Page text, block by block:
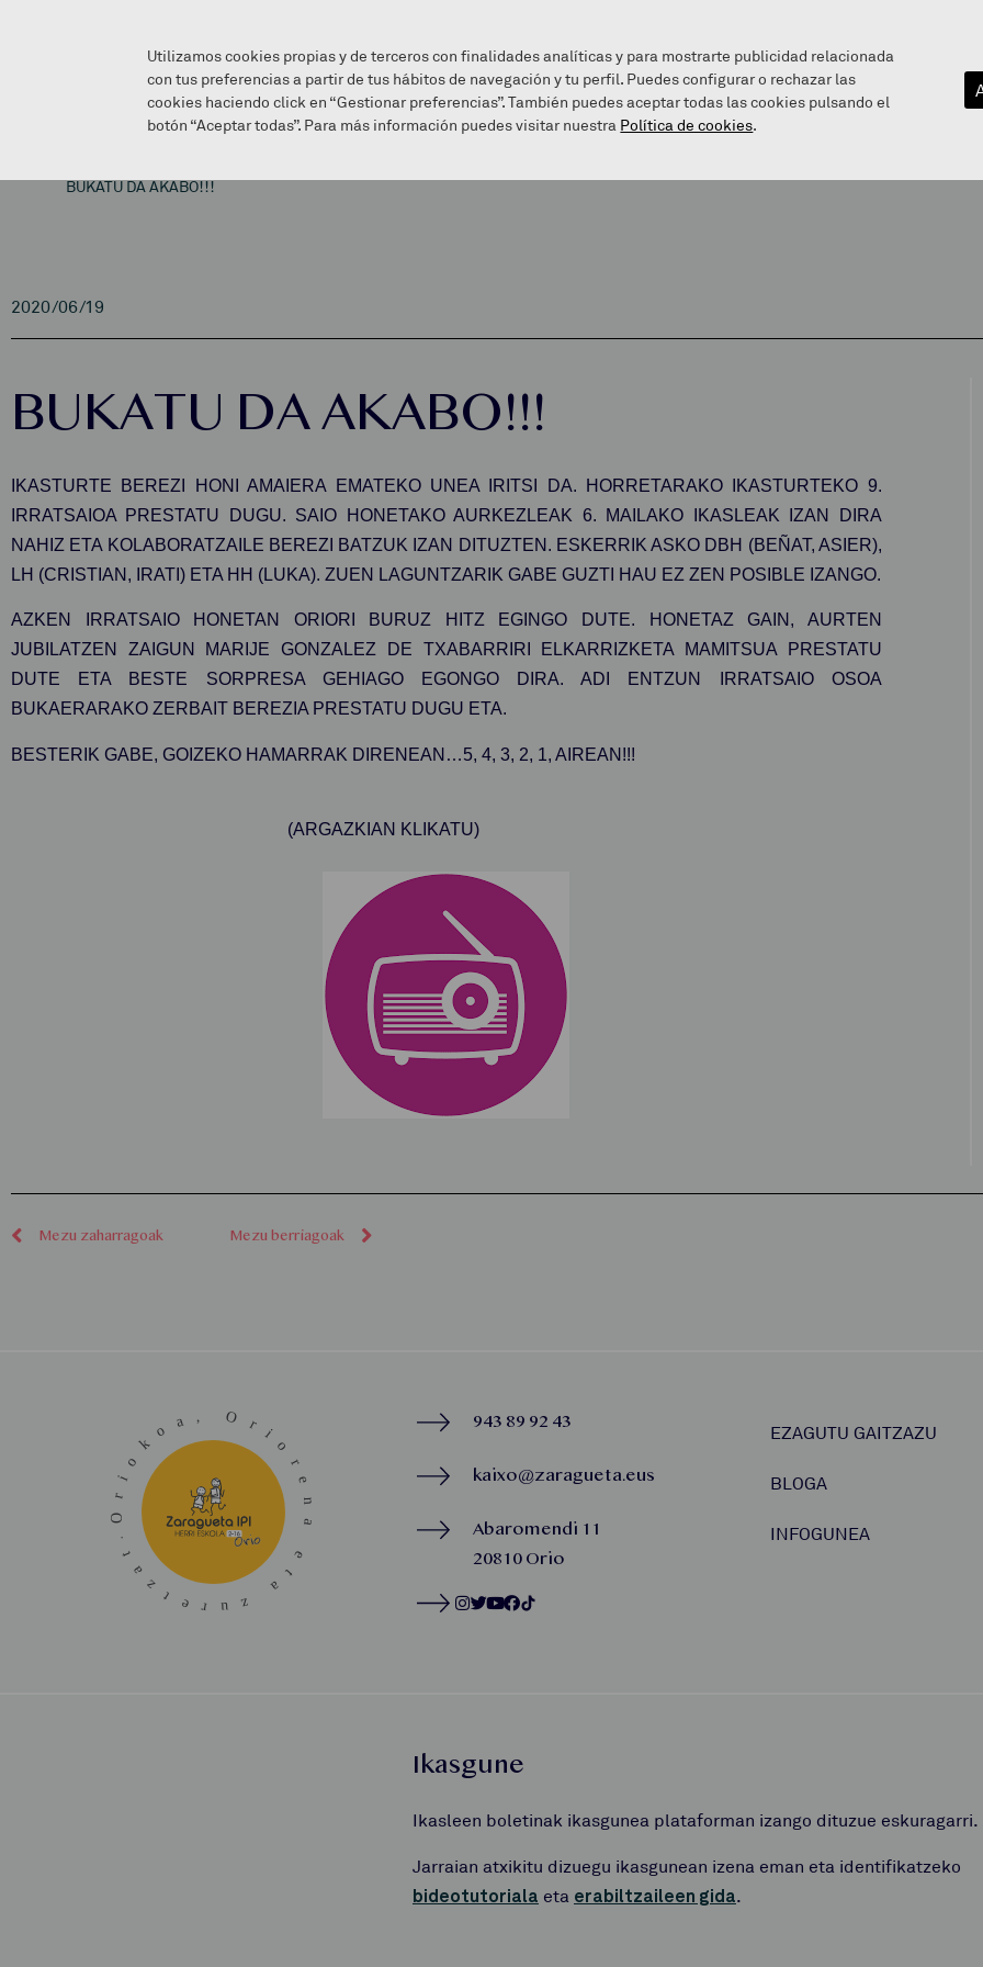
EZAGUTU GAITZAZU INFOGUNEA BALEAREN BIDEA
BUKATU DA AKABO!!!
2020/06/19
BUKATU DA AKABO!!!
IKASTURTE BEREZI HONI AMAIERA EMATEKO UNEA IRITSI DA. HORRETARAKO IKASTURTEKO 9.
IRRATSAIOA PRESTATU DUGU. SAIO HONETAKO AURKEZLEAK 6. MAILAKO IKASLEAK IZAN DIRA
NAHIZ ETA KOLABORATZAILE BEREZI BATZUK IZAN DITUZTEN. ESKERRIK ASKO DBH (BEÑAT, ASIER),
LH (CRISTIAN, IRATI) ETA HH (LUKA). ZUEN LAGUNTZARIK GABE GUZTI HAU EZ ZEN POSIBLE IZANGO.
AZKEN IRRATSAIO HONETAN ORIORI BURUZ HITZ EGINGO DUTE. HONETAZ GAIN, AURTEN
JUBILATZEN ZAIGUN MARIJE GONZALEZ DE TXABARRIRI ELKARRIZKETA MAMITSUA PRESTATU
DUTE ETA BESTE SORPRESA GEHIAGO EGONGO DIRA. ADI ENTZUN IRRATSAIO OSOA
BUKAERARAKO ZERBAIT BEREZIA PRESTATU DUGU ETA.
BESTERIK GABE, GOIZEKO HAMARRAK DIRENEAN…5, 4, 3, 2, 1, AIREAN!!!
(ARGAZKIAN KLIKATU)
Mezu zaharragoak Mezu berriagoak
943 89 92 43
kaixo@zaragueta.eus
Abaromendi 11
20810 Orio
EZAGUTU GAITZAZU
BLOGA
INFOGUNEA
Ikasgune
Ikasleen boletinak ikasgunea plataforman izango dituzue eskuragarri.
Jarraian atxikitu dizuegu ikasgunean izena eman eta identifikatzeko
bideotutoriala eta erabiltzaileen gida.
Utilizamos cookies propias y de terceros con finalidades analíticas y para mostrarte publicidad relacionada
con tus preferencias a partir de tus hábitos de navegación y tu perfil. Puedes configurar o rechazar las
cookies haciendo click en “Gestionar preferencias”. También puedes aceptar todas las cookies pulsando el
botón “Aceptar todas”. Para más información puedes visitar nuestra Política de cookies.